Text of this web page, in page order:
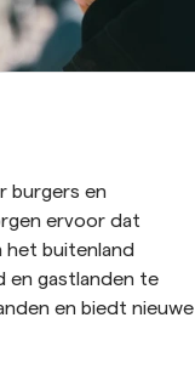
burgers en
ervoor dat
het buitenland
en gastlanden te
en biedt nieuwe